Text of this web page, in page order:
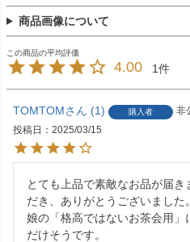
商品画像について
4.00 1
TOMTOM 1 購入者
非
投稿日
2025/03/15
とても上品で素敵なお品が届
だき、ありがとうございました。
娘の「格高ではないお茶会用」
だけそうです。